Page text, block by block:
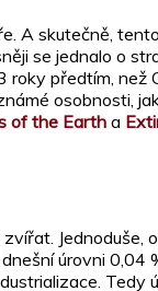
A skutečně,
se jednalo o
roky předtím,
osobnosti,
of the Eartha
Jednoduše,
úrovni 0,04